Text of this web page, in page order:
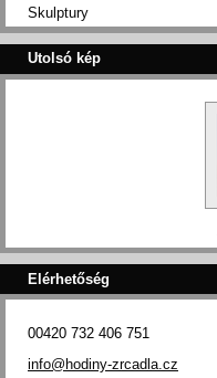
Skulptury
Utolsó kép
Elérhetőség
00420 732 406 751
info@hodiny-zrcadla.cz